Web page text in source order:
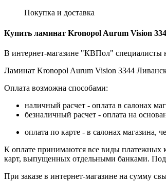
Покупка и доставка
Купить ламинат Kronopol Aurum Vision
В интернет-магазине "КВПол" специалисты
Ламинат Kronopol Aurum Vision 3344
Оплата возможна способами:
наличный расчет - оплата в салонах
безналичный расчет - оплата на
оплата по карте - в салонах
К оплате принимаются все виды платежных
карт, выпущенных отдельными банками.
При заказе в интернет-магазине на сумму